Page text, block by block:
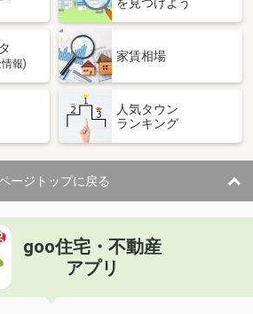
報)
家賃相場
人気タウン
ランキング
ージトップに戻る
goo住宅・不動産
アプリ